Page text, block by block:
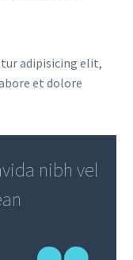
adipisicing elit,
et dolore
nibh vel